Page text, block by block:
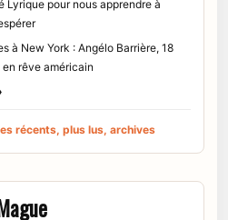
Lyrique pour nous apprendre à
à New York : Angélo Barrière, 18
rêve américain
récents, plus lus, archives